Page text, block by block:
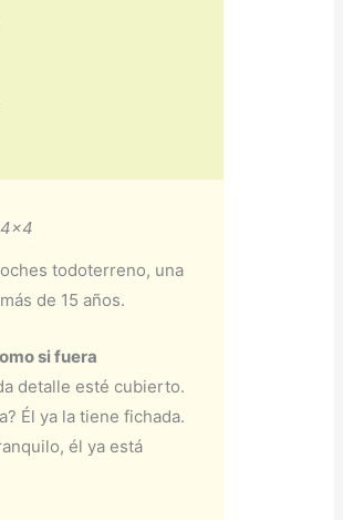
todoterreno, una
de 15 años.
si fuera
detalle esté cubierto.
Él ya la tiene fichada.
él ya está